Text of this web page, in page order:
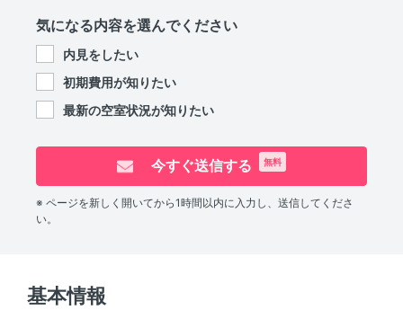
気になる内容を選んでください
内見をしたい
初期費用が知りたい
最新の空室状況が知りたい
今すぐ送信する 無料
※ ページを新しく開いてから1時間以内に入力し、送信してくださ
い。
基本情報